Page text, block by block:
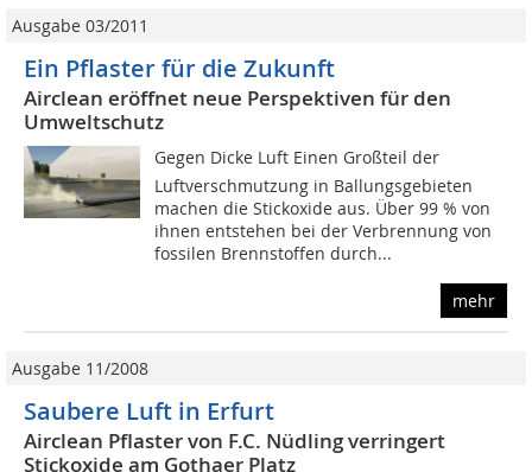
Ausgabe 03/2011
Ein Pflaster für die Zukunft
Airclean eröffnet neue Perspektiven für den
Umweltschutz
Gegen Dicke Luft Einen Großteil der
Luftverschmutzung in Ballungsgebieten
machen die Stickoxide aus. Über 99 % von
ihnen entstehen bei der Verbrennung von
fossilen Brennstoffen durch...
mehr
Ausgabe 11/2008
Saubere Luft in Erfurt
Airclean Pflaster von F.C. Nüdling verringert
Stickoxide am Gothaer Platz